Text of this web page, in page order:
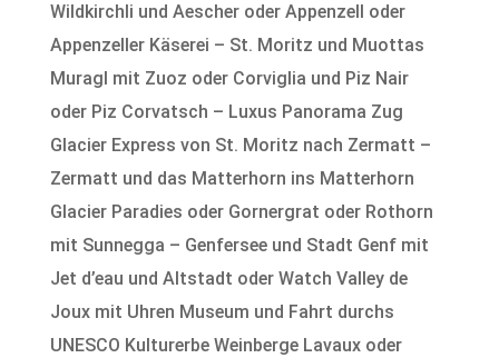
Wildkirchli und Aescher oder Appenzell oder
Appenzeller Käserei – St. Moritz und Muottas
Muragl mit Zuoz oder Corviglia und Piz Nair
oder Piz Corvatsch – Luxus Panorama Zug
Glacier Express von St. Moritz nach Zermatt –
Zermatt und das Matterhorn ins Matterhorn
Glacier Paradies oder Gornergrat oder Rothorn
mit Sunnegga – Genfersee und Stadt Genf mit
Jet d’eau und Altstadt oder Watch Valley de
Joux mit Uhren Museum und Fahrt durchs
UNESCO Kulturerbe Weinberge Lavaux oder